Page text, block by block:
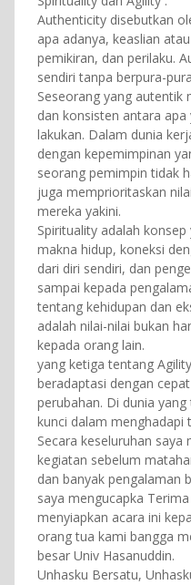
Authenticity disebutkan
apa adanya, keaslian
pemikiran, dan perilaku.
sendiri tanpa berpura-
Seseorang yang autentik
dan konsisten antara
lakukan. Dalam dunia
dengan kepemimpinan
seorang pemimpin tidak
juga memprioritaskan
mereka yakini.
Spirituality adalah
makna hidup, koneksi
dari diri sendiri, dan
sampai kepada
tentang kehidupan dan
adalah nilai-nilai bukan
kepada orang lain.
yang ketiga tentang
beradaptasi dengan
perubahan. Di dunia
kunci dalam menghadapi
Secara keseluruhan
kegiatan sebelum
dan banyak pengalaman
saya mengucapka
menyiapkan acara ini
orang tua kami bangga
besar Univ Hasanuddin.
Unhasku Bersatu,